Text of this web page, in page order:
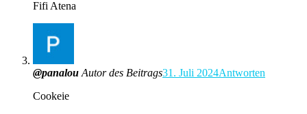
Fifi Atena
@panalou Autor des Beitrags31. Juli 2024Antworten
Cookeie